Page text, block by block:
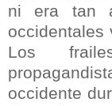
ni era tan
occidentales
Los
occidente